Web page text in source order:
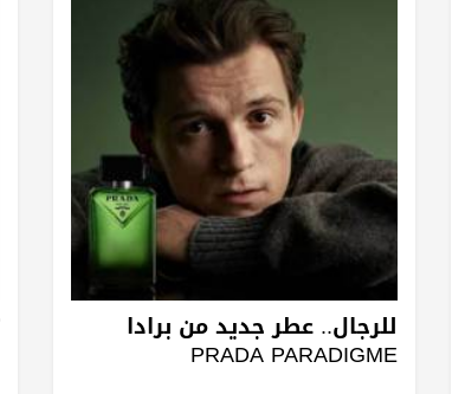
للرجال.. عطر جديد من برادا
PRADA PARADIGME